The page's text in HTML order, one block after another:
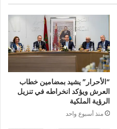
“الأحرار” يشيد بمضامين خطاب
العرش ويؤكد انخراطه في تنزيل
الرؤية الملكية
منذ أسبوع واحد